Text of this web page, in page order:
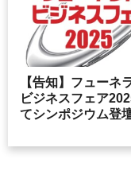
【告知】フューネ
ビジネスフェア
てシンポジウム登
す！